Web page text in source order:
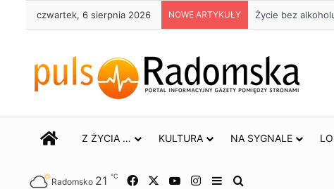
czwartek, 6 sierpnia 2026 NOWE ARTYKUŁY Życie bez
STRONA GŁÓWNA
Z ŻYCIA … KULTURA NA SYGNALE
Radomsko 21 ℃ Facebook YouTubeInstagram
Sidebar